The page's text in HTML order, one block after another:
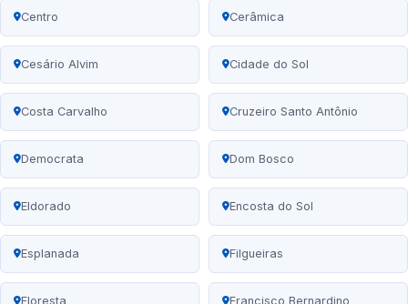
Centro Cerâmica
Cesário Alvim Cidade do Sol
Costa Carvalho Cruzeiro Santo Antônio
Democrata Dom Bosco
Eldorado Encosta do Sol
Esplanada Filgueiras
Floresta Francisco Bernardino